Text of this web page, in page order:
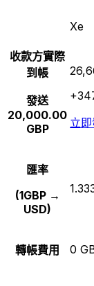
Xe
收款方實際
到帳
發送
20,000.00
GBP
立
匯率
(1GBP →
USD)
轉帳費用 0